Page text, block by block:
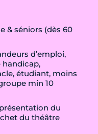
& séniors (dès 60
d’emploi,
handicap,
étudiant, moins
min 10
du
du théâtre